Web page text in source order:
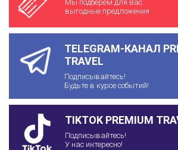
Мы подберем для Вас
выгодные предложения
TELEGRAM-КАНАЛ
TRAVEL
Подписывайтесь!
Будьте в курсе событий!
TIKTOK PREMIUM
Подписывайтесь!
У нас интересно!